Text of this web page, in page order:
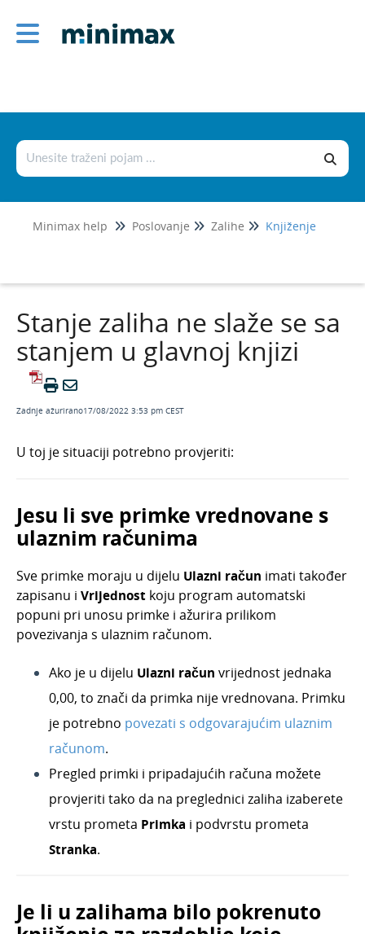
Minimax help Poslovanje Zalihe Knjiženje
Izlazni računi
Ulazni računi
Službena putovanja
Otvorene stavke
Zalihe i euro
Osnovne mogućnosti
Primjeri
Knjiženje u zalihama
Stanje zaliha ne slaže se sa stanjem u glavnoj
knjizi
Ispis i slanje
Pregledi i alati
Uvozi podataka u zalihama
Intrastat
Primljene narudžbe
Izdane narudžbe
Dnevni utržak
Bankovni izvodi
Nalozi za plaćanje
Izvještavanje o naplati
Stanje zaliha ne slaže se sa
stanjem u glavnoj knjizi
Zadnje ažurirano17/08/2022 3:53 pm CEST
U toj je situaciji potrebno provjeriti:
Jesu li sve primke vrednovane s
ulaznim računima
Sve primke moraju u dijelu Ulazni račun imati također
zapisanu i Vrijednost koju program automatski
popuni pri unosu primke i ažurira prilikom
povezivanja s ulaznim računom.
Ako je u dijelu Ulazni račun vrijednost jednaka
0,00, to znači da primka nije vrednovana. Primku
je potrebno povezati s odgovarajućim ulaznim
računom.
Pregled primki i pripadajućih računa možete
provjeriti tako da na preglednici zaliha izaberete
vrstu prometa Primka i podvrstu prometa
Stranka.
Je li u zalihama bilo pokrenuto